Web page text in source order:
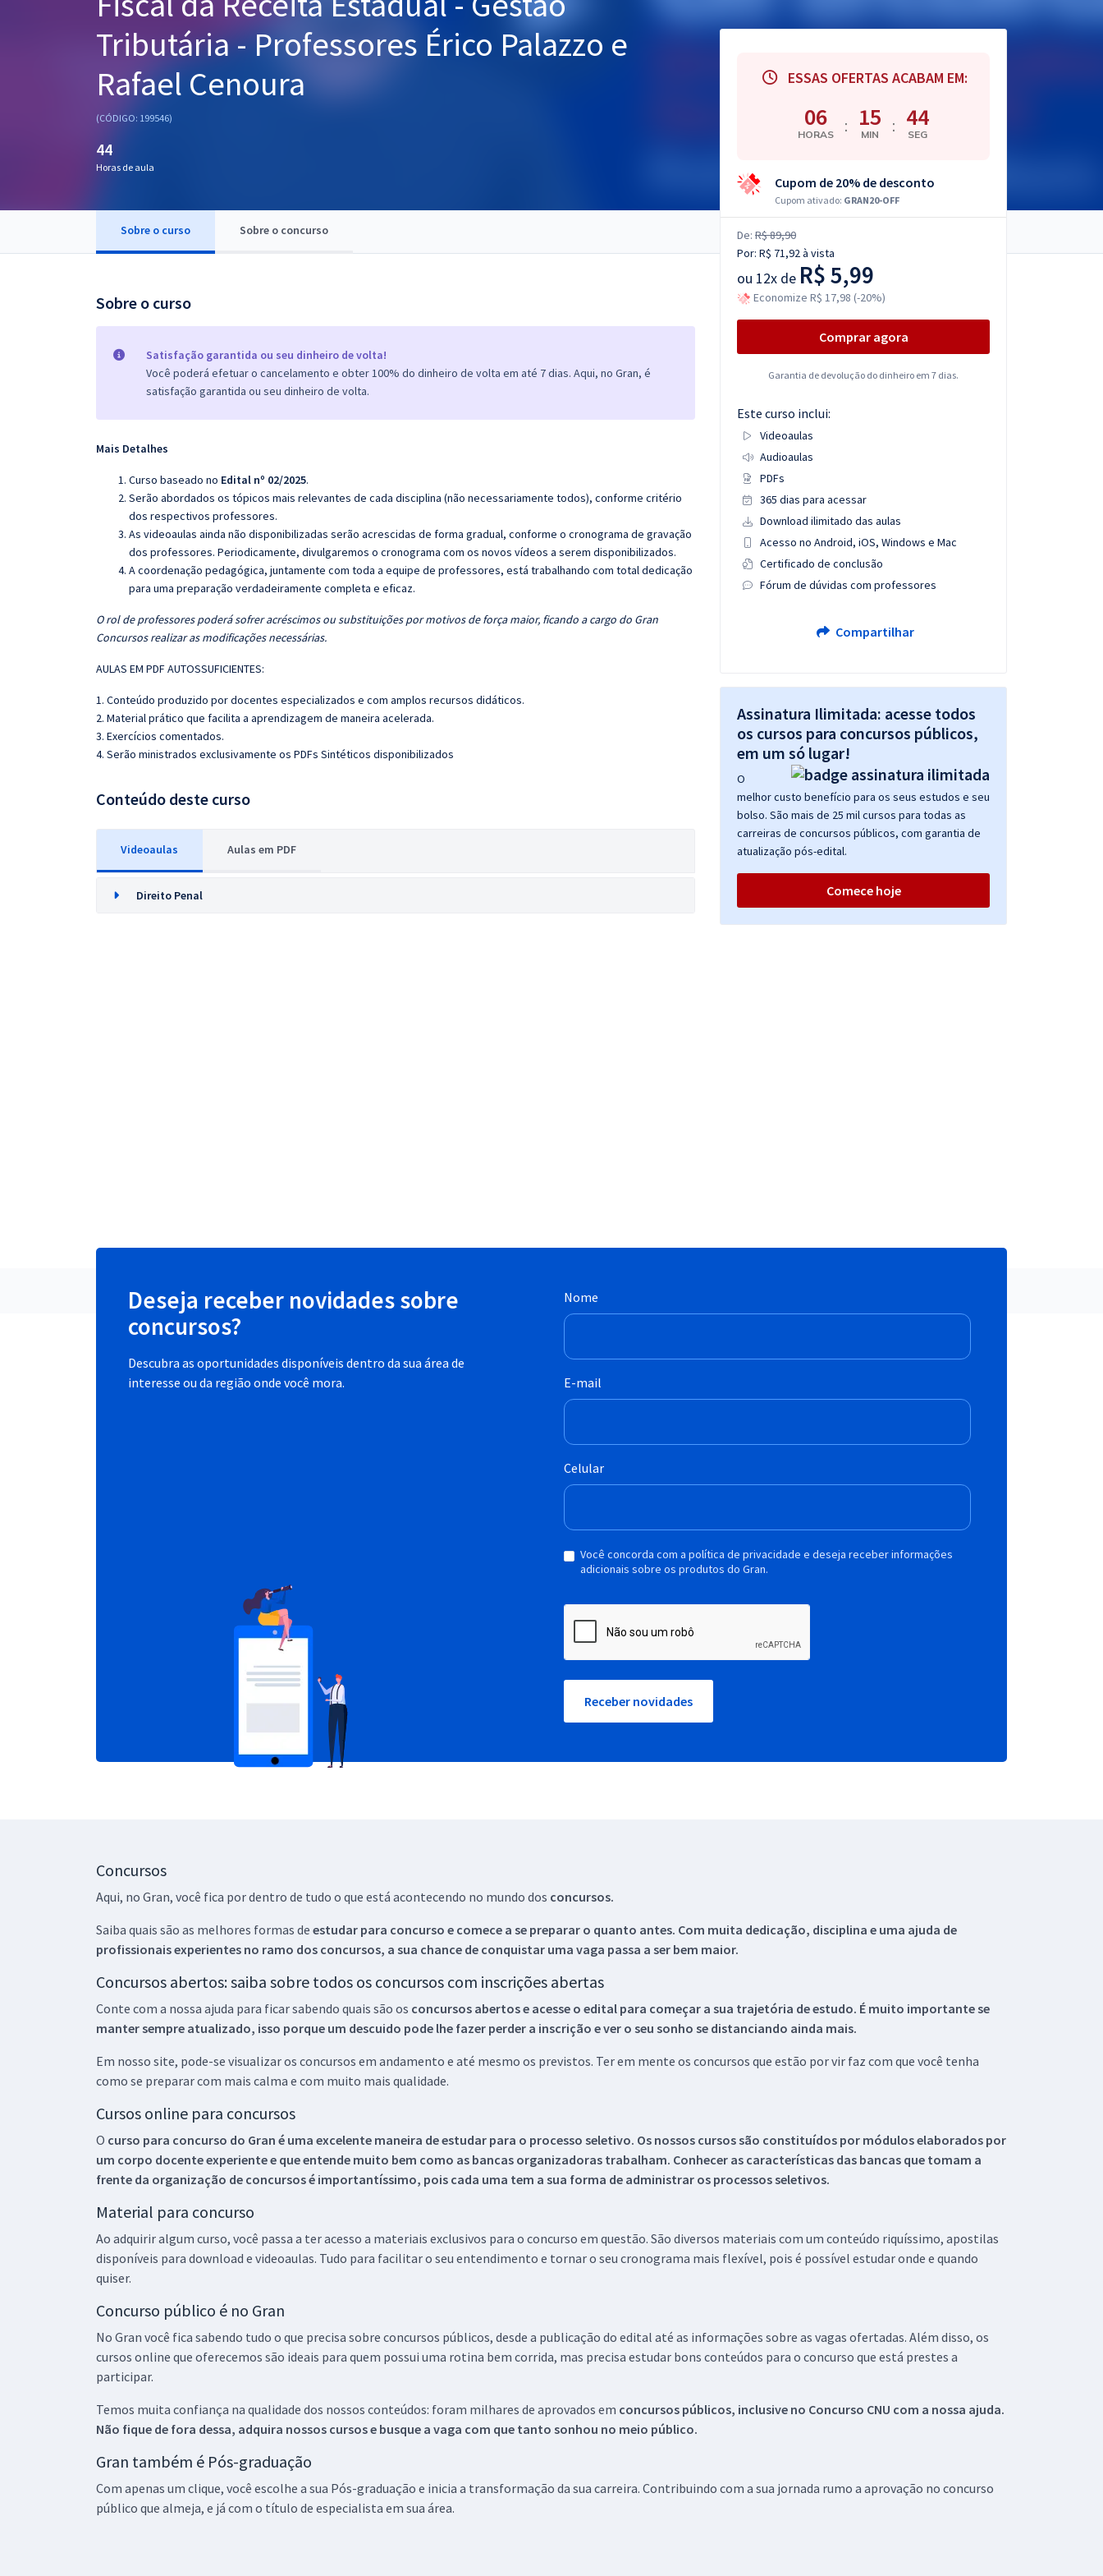
Questões grátis
Tributária - Professores Érico Palazzo e
Rafael Cenoura
(CÓDIGO: 199546)
44
Horas de aula
Sobre o curso Sobre o concurso
Sobre o curso
Satisfação garantida ou seu dinheiro de volta!
Você poderá efetuar o cancelamento e obter 100% do dinheiro de volta em até 7 dias. Aqui, no Gran, é
satisfação garantida ou seu dinheiro de volta.
Mais Detalhes
Curso baseado no Edital nº 02/2025.
Serão abordados os tópicos mais relevantes de cada disciplina (não necessariamente todos), conforme critério
dos respectivos professores.
As videoaulas ainda não disponibilizadas serão acrescidas de forma gradual, conforme o cronograma de gravação
dos professores. Periodicamente, divulgaremos o cronograma com os novos vídeos a serem disponibilizados.
A coordenação pedagógica, juntamente com toda a equipe de professores, está trabalhando com total dedicação
para uma preparação verdadeiramente completa e eficaz.
O rol de professores poderá sofrer acréscimos ou substituições por motivos de força maior, ficando a cargo do Gran
Concursos realizar as modificações necessárias.
AULAS EM PDF AUTOSSUFICIENTES:
1. Conteúdo produzido por docentes especializados e com amplos recursos didáticos.
2. Material prático que facilita a aprendizagem de maneira acelerada.
3. Exercícios comentados.
4. Serão ministrados exclusivamente os PDFs Sintéticos disponibilizados
Conteúdo deste curso
Videoaulas Aulas em PDF
Direito Penal
ESSAS OFERTAS ACABAM EM:
06
HORAS : 15
MIN : 42
SEG
Cupom de 20% de desconto
Cupom ativado: GRAN20-OFF
De: R$ 89,90
Por: R$ 71,92à vista
ou 12x de R$ 5,99
Economize R$ 17,98 (-20%)
Comprar agora
Garantia de devolução do dinheiro em 7 dias.
Este curso inclui:
Videoaulas
Audioaulas
PDFs
365 dias para acessar
Download ilimitado das aulas
Acesso no Android, iOS, Windows e Mac
Certificado de conclusão
Fórum de dúvidas com professores
Compartilhar
Assinatura Ilimitada: acesse todos
os cursos para concursos públicos,
em um só lugar!
O
melhor custo benefício para os seus estudos e seu
bolso. São mais de 25 mil cursos para todas as
carreiras de concursos públicos, com garantia de
atualização pós-edital.
Comece hoje
Deseja receber novidades sobre
concursos?
Descubra as oportunidades disponíveis dentro da sua área de
interesse ou da região onde você mora.
Nome
E-mail
Celular
Você concorda com a política de privacidade e deseja receber informações
adicionais sobre os produtos do Gran.
Receber novidades
Concursos
Aqui, no Gran, você fica por dentro de tudo o que está acontecendo no mundo dos concursos.
Saiba quais são as melhores formas de estudar para concurso e comece a se preparar o quanto antes. Com muita dedicação, disciplina e uma ajuda de
profissionais experientes no ramo dos concursos, a sua chance de conquistar uma vaga passa a ser bem maior.
Concursos abertos: saiba sobre todos os concursos com inscrições abertas
Conte com a nossa ajuda para ficar sabendo quais são os concursos abertos e acesse o edital para começar a sua trajetória de estudo. É muito importante se
manter sempre atualizado, isso porque um descuido pode lhe fazer perder a inscrição e ver o seu sonho se distanciando ainda mais.
Em nosso site, pode-se visualizar os concursos em andamento e até mesmo os previstos. Ter em mente os concursos que estão por vir faz com que você tenha
como se preparar com mais calma e com muito mais qualidade.
Cursos online para concursos
O curso para concurso do Gran é uma excelente maneira de estudar para o processo seletivo. Os nossos cursos são constituídos por módulos elaborados por
um corpo docente experiente e que entende muito bem como as bancas organizadoras trabalham. Conhecer as características das bancas que tomam a
frente da organização de concursos é importantíssimo, pois cada uma tem a sua forma de administrar os processos seletivos.
Material para concurso
Ao adquirir algum curso, você passa a ter acesso a materiais exclusivos para o concurso em questão. São diversos materiais com um conteúdo riquíssimo, apostilas
disponíveis para download e videoaulas. Tudo para facilitar o seu entendimento e tornar o seu cronograma mais flexível, pois é possível estudar onde e quando
quiser.
Concurso público é no Gran
No Gran você fica sabendo tudo o que precisa sobre concursos públicos, desde a publicação do edital até as informações sobre as vagas ofertadas. Além disso, os
cursos online que oferecemos são ideais para quem possui uma rotina bem corrida, mas precisa estudar bons conteúdos para o concurso que está prestes a
participar.
Temos muita confiança na qualidade dos nossos conteúdos: foram milhares de aprovados em concursos públicos, inclusive no Concurso CNU com a nossa ajuda.
Não fique de fora dessa, adquira nossos cursos e busque a vaga com que tanto sonhou no meio público.
Gran também é Pós-graduação
Com apenas um clique, você escolhe a sua Pós-graduação e inicia a transformação da sua carreira. Contribuindo com a sua jornada rumo a aprovação no concurso
público que almeja, e já com o título de especialista em sua área.